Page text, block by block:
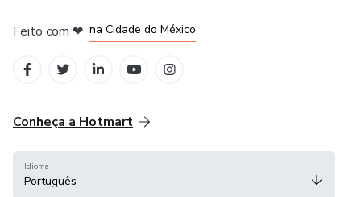
Feito com ❤ na Cidade do México
Conheça a Hotmart
Idioma
Português